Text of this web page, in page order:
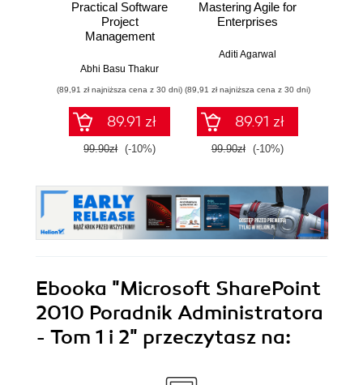
Practical Software
Project
Management
Abhi Basu Thakur
(89,91 zł najniższa cena z 30 dni)
89.91 zł
99.90zł (-10%)
Mastering Agile for
Enterprises
Aditi Agarwal
(89,91 zł najniższa cena z 30 dni)
89.91 zł
99.90zł (-10%)
Ebooka "Microsoft SharePoint
2010 Poradnik Administratora
- Tom 1 i 2" przeczytasz na: